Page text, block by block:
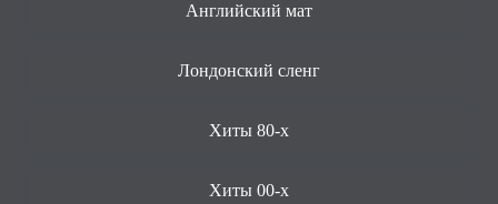
Английский мат
Лондонский сленг
Хиты 80-х
Хиты 00-х